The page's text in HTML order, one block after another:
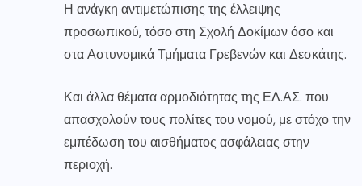
Η ανάγκη αντιμετώπισης της έλλειψης
προσωπικού, τόσο στη Σχολή Δοκίμων όσο και
στα Αστυνομικά Τμήματα Γρεβενών και Δεσκάτης.
Και άλλα θέματα αρμοδιότητας της ΕΛ.ΑΣ. που
απασχολούν τους πολίτες του νομού, με στόχο την
εμπέδωση του αισθήματος ασφάλειας στην
περιοχή.